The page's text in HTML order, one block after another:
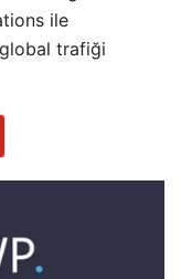
ile
trafiği